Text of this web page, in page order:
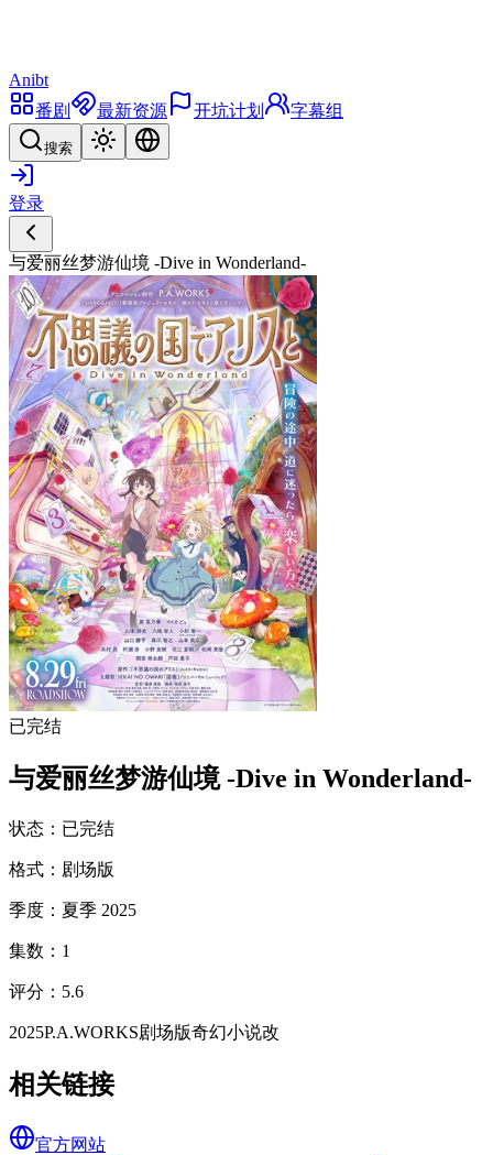
Anibt
番剧
最新资源 开坑计划 字幕组
搜索
登录
与爱丽丝梦游仙境 -Dive in Wonderland-
已完结
与爱丽丝梦游仙境 -Dive in Wonderland-
状态 ： 已完结
格式 ： 剧场版
季度 ： 夏季 2025
集数 ： 1
评分 ： 5.6
2025P.A.WORKS剧场版奇幻小说改
相关链接
官方网站